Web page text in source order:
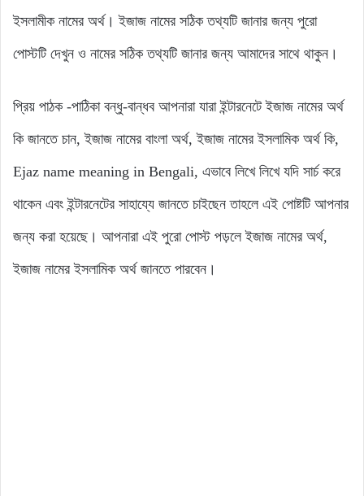
ইসলামীক নামের অর্থ। ইজাজ নামের সঠিক তথ্যটি জানার জন্য পুরো
পোস্টটি দেখুন ও নামের সঠিক তথ্যটি জানার জন্য আমাদের সাথে থাকুন।
প্রিয় পাঠক -পাঠিকা বন্ধু-বান্ধব আপনারা যারা ইন্টারনেটে ইজাজ নামের অর্থ
কি জানতে চান, ইজাজ নামের বাংলা অর্থ, ইজাজ নামের ইসলামিক অর্থ কি,
Ejaz name meaning in Bengali, এভাবে লিখে লিখে যদি সার্চ করে
থাকেন এবং ইন্টারনেটের সাহায্যে জানতে চাইছেন তাহলে এই পোষ্টটি আপনার
জন্য করা হয়েছে। আপনারা এই পুরো পোস্ট পড়লে ইজাজ নামের অর্থ,
ইজাজ নামের ইসলামিক অর্থ জানতে পারবেন।